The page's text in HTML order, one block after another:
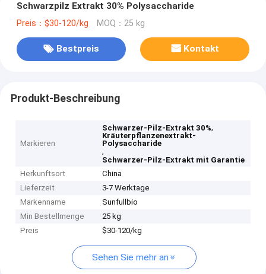
Schwarzpilz Extrakt 30% Polysaccharide
Preis：$30-120/kg MOQ：25 kg
Bestpreis Kontakt
Produkt-Beschreibung
Markieren
Schwarzer-Pilz-Extrakt 30%,
Kräuterpflanzenextrakt-
Polysaccharide
,
Schwarzer-Pilz-Extrakt mit Garantie
Herkunftsort
China
Lieferzeit
3-7 Werktage
Markenname
Sunfullbio
Min Bestellmenge
25 kg
Preis
$30-120/kg
Sehen Sie mehr an